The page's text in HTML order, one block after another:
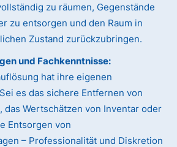
zu räumen, Gegenstände
zu entsorgen und den Raum in
Zustand zurückzubringen.
und Fachkenntnisse:
hat ihre eigenen
es das sichere Entfernen von
das Wertschätzen von Inventar oder
Entsorgen von
– Professionalität und Diskretion